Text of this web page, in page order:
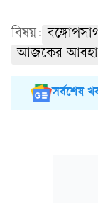
বিষয়:
আজকের
সর্বশেষ